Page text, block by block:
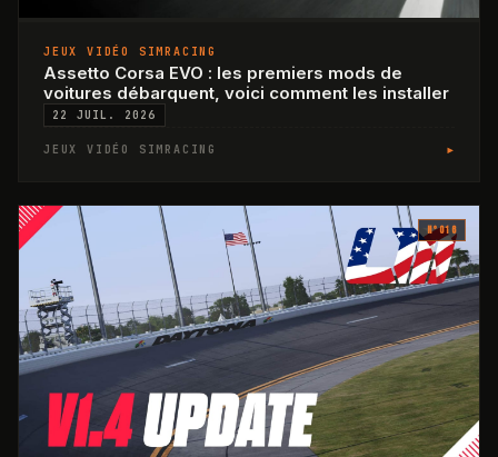
JEUX VIDÉO SIMRACING
Assetto Corsa EVO : les premiers mods de
voitures débarquent, voici comment les installer
22 JUIL. 2026
JEUX VIDÉO SIMRACING ▸
N°016